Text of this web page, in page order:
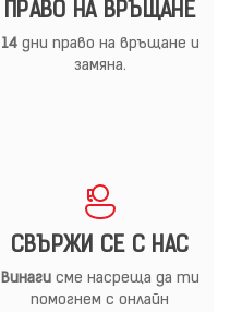
ПРАВО НА ВРЪЩАНЕ
14дни право на връщане и
замяна.
СВЪРЖИ СЕ С НАС
Винагисме насреща да ти
помогнем с онлайн